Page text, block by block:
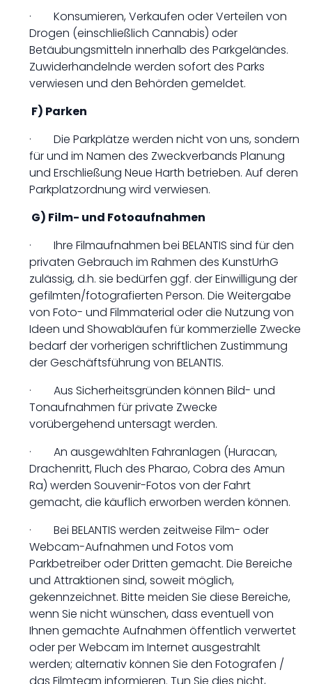
· Konsumieren, Verkaufen oder Verteilen von
Drogen (einschließlich Cannabis) oder
Betäubungsmitteln innerhalb des Parkgeländes.
Zuwiderhandelnde werden sofort des Parks
verwiesen und den Behörden gemeldet.
F) Parken
· Die Parkplätze werden nicht von uns, sondern
für und im Namen des Zweckverbands Planung
und Erschließung Neue Harth betrieben. Auf deren
Parkplatzordnung wird verwiesen.
G) Film- und Fotoaufnahmen
· Ihre Filmaufnahmen bei BELANTIS sind für den
privaten Gebrauch im Rahmen des KunstUrhG
zulässig, d.h. sie bedürfen ggf. der Einwilligung der
gefilmten/fotografierten Person. Die Weitergabe
von Foto- und Filmmaterial oder die Nutzung von
Ideen und Showabläufen für kommerzielle Zwecke
bedarf der vorherigen schriftlichen Zustimmung
der Geschäftsführung von BELANTIS.
· Aus Sicherheitsgründen können Bild- und
Tonaufnahmen für private Zwecke
vorübergehend untersagt werden.
· An ausgewählten Fahranlagen (Huracan,
Drachenritt, Fluch des Pharao, Cobra des Amun
Ra) werden Souvenir-Fotos von der Fahrt
gemacht, die käuflich erworben werden können.
· Bei BELANTIS werden zeitweise Film- oder
Webcam-Aufnahmen und Fotos vom
Parkbetreiber oder Dritten gemacht. Die Bereiche
und Attraktionen sind, soweit möglich,
gekennzeichnet. Bitte meiden Sie diese Bereiche,
wenn Sie nicht wünschen, dass eventuell von
Ihnen gemachte Aufnahmen öffentlich verwertet
oder per Webcam im Internet ausgestrahlt
werden; alternativ können Sie den Fotografen /